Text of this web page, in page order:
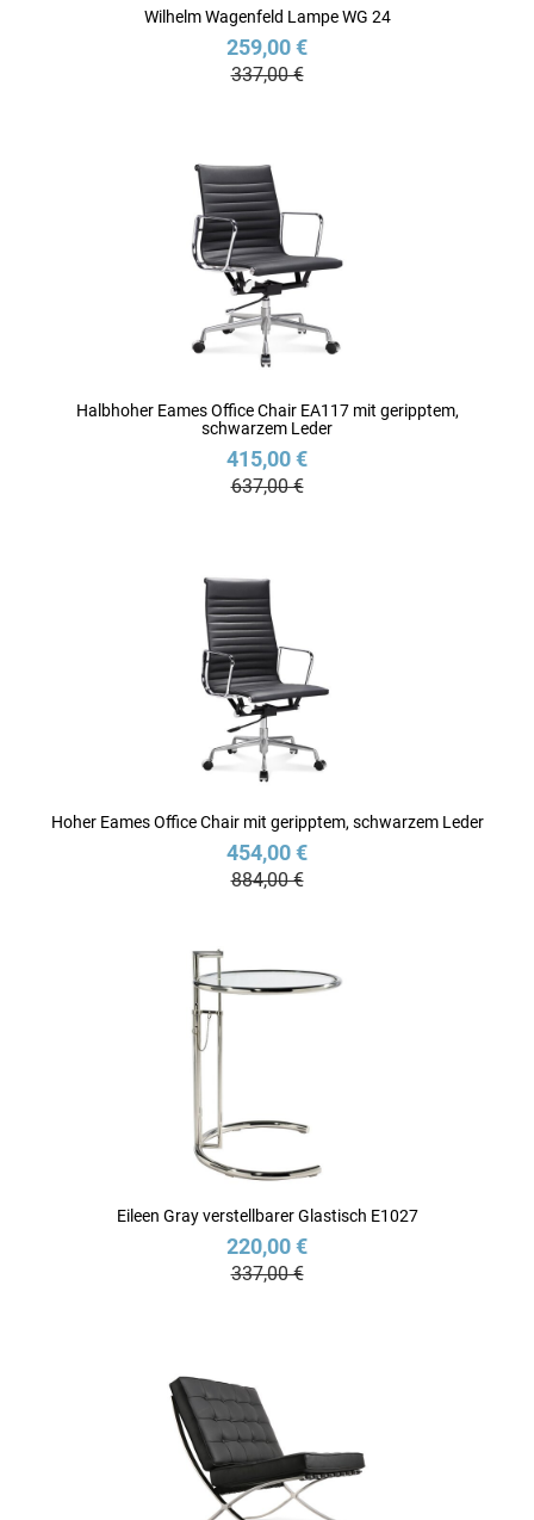
Wilhelm Wagenfeld Lampe WG 24
259,00 €
337,00 €
Halbhoher Eames Office Chair EA117 mit geripptem,
schwarzem Leder
415,00 €
637,00 €
Hoher Eames Office Chair mit geripptem, schwarzem Leder
454,00 €
884,00 €
Eileen Gray verstellbarer Glastisch E1027
220,00 €
337,00 €